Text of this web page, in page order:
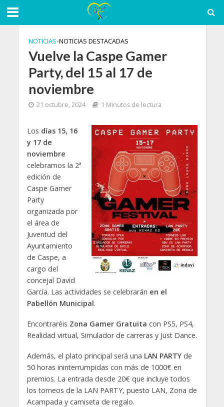
NOTICIAS•NOTICIAS DESTACADAS
Vuelve la Caspe Gamer
Party, del 15 al 17 de
noviembre
21 octubre, 2024 1 Minutos de lectura
Los días 15, 16
y 17 de
noviembre
celebramos la 2ª
edición de
Caspe Gamer
Party
organizada por
el área de
Juventud del
Ayuntamiento
de Caspe, a
cargo del
concejal David
García. Las actividades se celebrarán en el
Pabellón Municipal.
Encontraréis Zona Gamer Gratuita con PS5, PS4,
Realidad virtual, Simulador de carreras y Just Dance.
Además, el plato principal será una LAN PARTYde
50 horas ininterrumpidas con más de 1000€ en
premios. La entrada desde 20€ que incluye todos
los torneos de la LAN PARTY, puesto LAN, Zona de
Acampada y camiseta de regalo.